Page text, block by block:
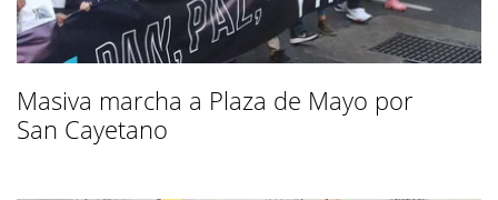
Masiva marcha a Plaza de Mayo por
San Cayetano